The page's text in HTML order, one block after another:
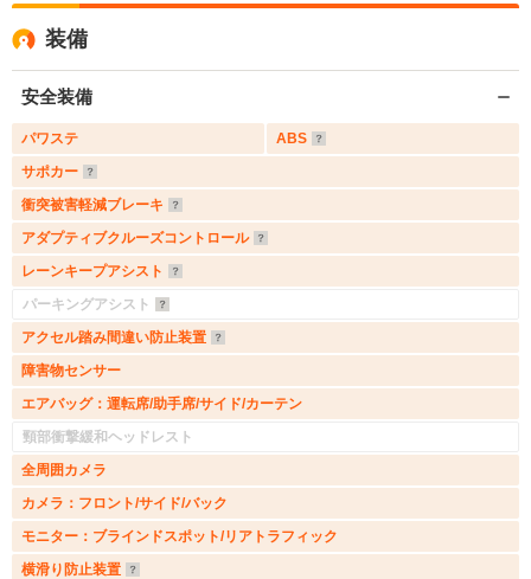
装備
安全装備
パワステ
ABS
サポカー
衝突被害軽減ブレーキ
アダプティブクルーズコントロール
レーンキープアシスト
パーキングアシスト
アクセル踏み間違い防止装置
障害物センサー
エアバッグ：運転席/助手席/サイド/カーテン
頸部衝撃緩和ヘッドレスト
全周囲カメラ
カメラ：フロント/サイド/バック
モニター：ブラインドスポット/リアトラフィック
横滑り防止装置